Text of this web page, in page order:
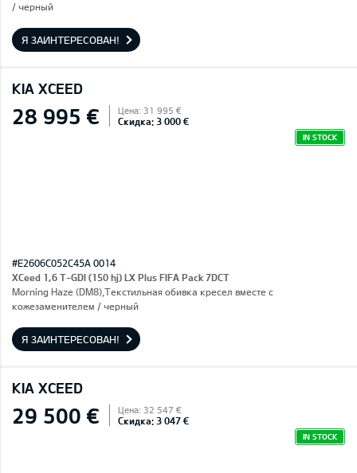
/ черный
Я ЗАИНТЕРЕСОВАН!
KIA XCEED
28 995 € Цена: 31 995 €
Скидка: 3 000 €
IN STOCK
#E2606C052C45A 0014
XCeed 1,6 T-GDI (150 hj) LX Plus FIFA Pack 7DCT
Morning Haze (DM8),Текстильная обивка кресел вместе с
кожезаменителем / черный
Я ЗАИНТЕРЕСОВАН!
KIA XCEED
29 500 € Цена: 32 547 €
Скидка: 3 047 €
IN STOCK